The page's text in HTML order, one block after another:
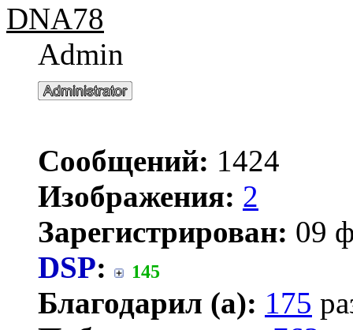
DNA78
Admin
Сообщений: 1424
Изображения: 2
Зарегистрирован: 09
DSP: 145
Благодарил (а): 175